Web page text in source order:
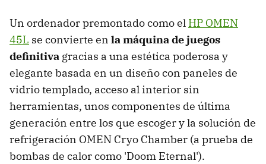
Un ordenador premontado como el HP OMEN
45L se convierte en la máquina de juegos
definitiva gracias a una estética poderosa y
elegante basada en un diseño con paneles de
vidrio templado, acceso al interior sin
herramientas, unos componentes de última
generación entre los que escoger y la solución de
refrigeración OMEN Cryo Chamber (a prueba de
bombas de calor como 'Doom Eternal').